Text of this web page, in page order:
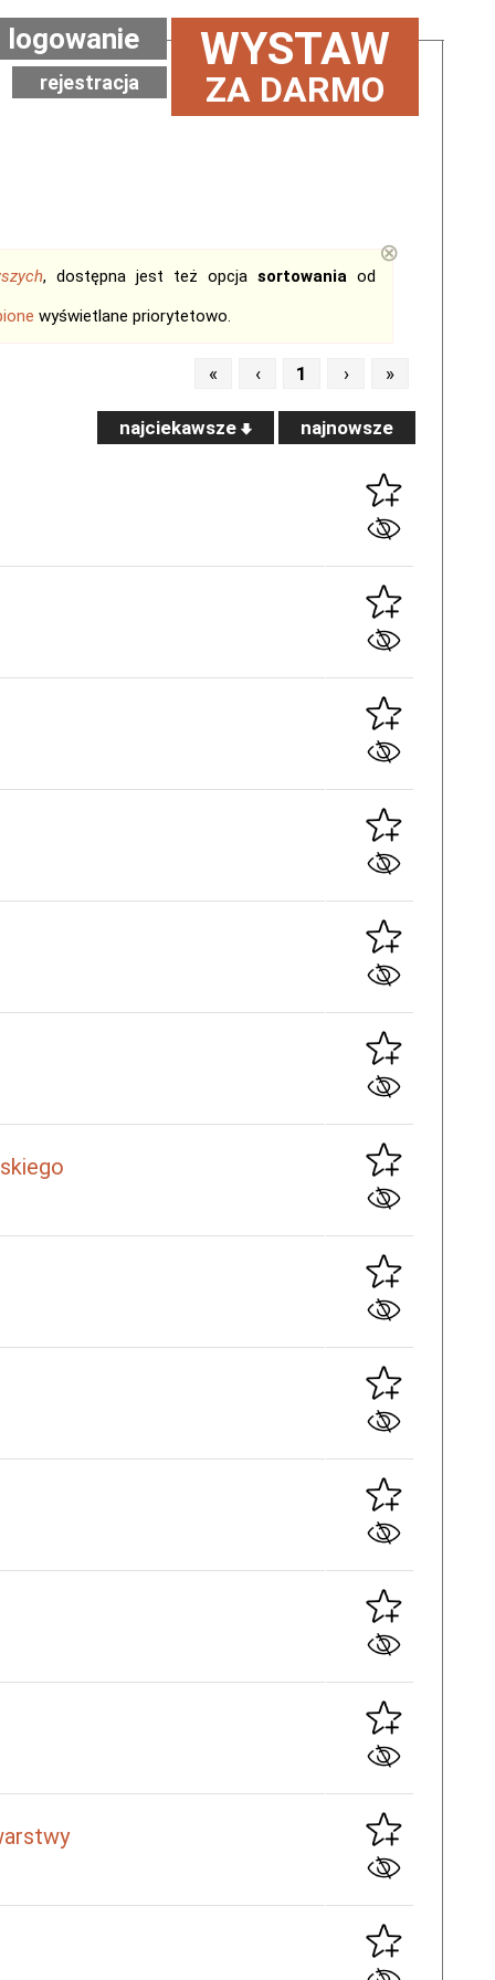
WYSTAW
ZA DARMO
logowanie
rejestracja
, dostępna jest też opcja sortowaniaod
wyświetlane priorytetowo.
⊗
« ‹ 1 › »
najciekawsze najnowsze